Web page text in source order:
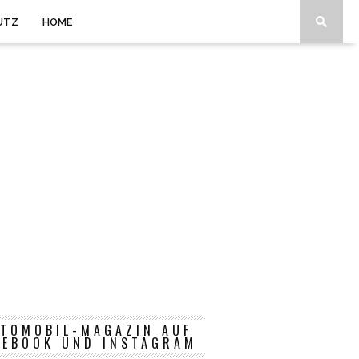
HOME
MAGAZIN AUF
UND INSTAGRAM